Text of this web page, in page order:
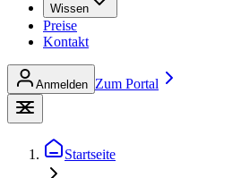
Wissen
Preise
Kontakt
Anmelden Zum Portal
Startseite